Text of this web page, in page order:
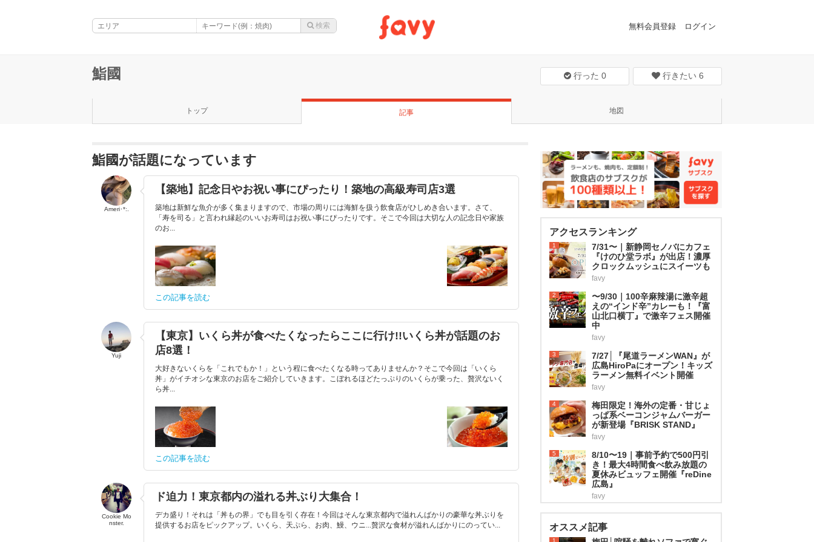
無料会員登録 ログイン
鮨國 行った 0 行きたい 6
トップ 記事 地図
鮨國が話題になっています
Ameri･*:.
【築地】記念日やお祝い事にぴったり！築地の高級寿司店3選
築地は新鮮な魚介が多く集まりますので、市場の周りには海鮮を扱う飲食店がひしめき合います。さて、
「寿を司る」と言われ縁起のいいお寿司はお祝い事にぴったりです。そこで今回は大切な人の記念日や家族
のお...
この記事を読む
Yuji
【東京】いくら丼が食べたくなったらここに行け!!いくら丼が話題のお
店8選！
大好きないくらを「これでもか！」という程に食べたくなる時ってありませんか？そこで今回は「いくら
丼」がイチオシな東京のお店をご紹介していきます。こぼれるほどたっぷりのいくらが乗った、贅沢ないく
ら丼...
この記事を読む
Cookie Mo
nster.
ド迫力！東京都内の溢れる丼ぶり大集合！
デカ盛り！それは「丼もの界」でも目を引く存在！今回はそんな東京都内で溢れんばかりの豪華な丼ぶりを
提供するお店をピックアップ。いくら、天ぷら、お肉、鰻、ウニ...贅沢な食材が溢れんばかりにのってい...
アクセスランキング
1
7/31〜｜新静岡セノバにカフェ
『けのひ堂ラボ』が出店！濃厚
クロックムッシュにスイーツも
favy
2
〜9/30｜100辛麻辣湯に激辛超
えの“インド辛”カレーも！『富
山北口横丁』で激辛フェス開催
中
favy
3
7/27│『尾道ラーメンWAN』が
広島HiroPaにオープン！キッズ
ラーメン無料イベント開催
favy
4
梅田限定！海外の定番・甘じょ
っぱ系ベーコンジャムバーガー
が新登場『BRISK STAND』
favy
5
8/10〜19｜事前予約で500円引
き！最大4時間食べ飲み放題の
夏休みビュッフェ開催『reDine
広島』
favy
オススメ記事
1